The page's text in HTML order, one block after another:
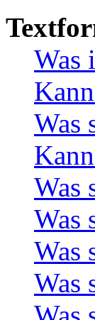
Was
Was
Was
Was
Was
Was